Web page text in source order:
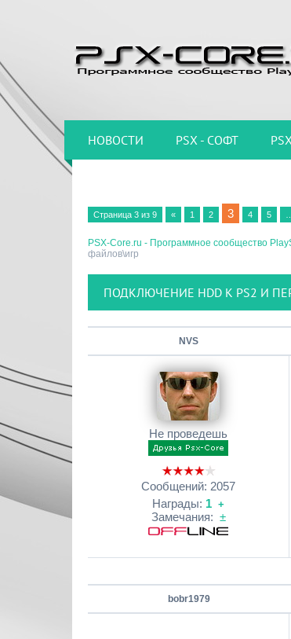
НОВОСТИ PSX - СОФТ
Страница 3 из 9 « 1 2 3 4 5
PSX-Core.ru - Программное сообщество
файлов\игр
ПОДКЛЮЧЕНИЕ HDD К PS2 И
NVS
Не проведешь
Сообщений: 2057
Награды: 1 +
Замечания: ±
bobr1979